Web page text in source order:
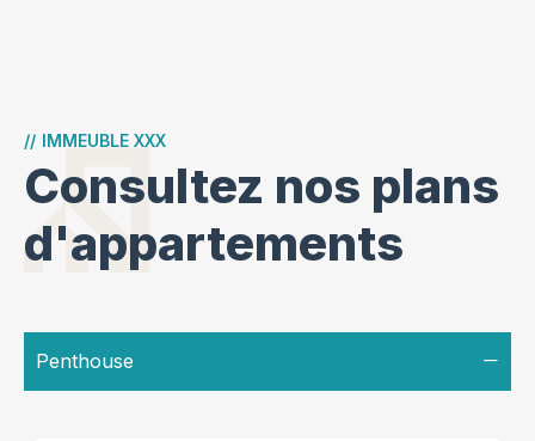
// IMMEUBLE XXX
Consultez nos plans
d'appartements
Penthouse